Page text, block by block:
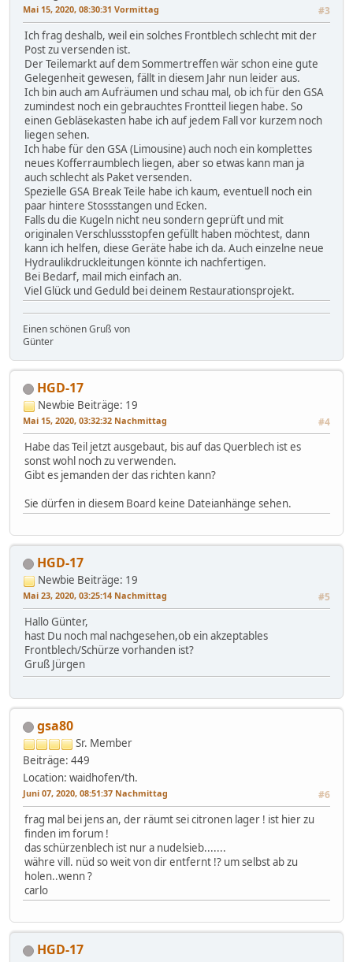
Mai 15, 2020, 08:30:31 Vormittag #3
Ich frag deshalb, weil ein solches Frontblech schlecht mit der
Post zu versenden ist.
Der Teilemarkt auf dem Sommertreffen wär schon eine gute
Gelegenheit gewesen, fällt in diesem Jahr nun leider aus.
Ich bin auch am Aufräumen und schau mal, ob ich für den GSA
zumindest noch ein gebrauchtes Frontteil liegen habe. So
einen Gebläsekasten habe ich auf jedem Fall vor kurzem noch
liegen sehen.
Ich habe für den GSA (Limousine) auch noch ein komplettes
neues Kofferraumblech liegen, aber so etwas kann man ja
auch schlecht als Paket versenden.
Spezielle GSA Break Teile habe ich kaum, eventuell noch ein
paar hintere Stossstangen und Ecken.
Falls du die Kugeln nicht neu sondern geprüft und mit
originalen Verschlussstopfen gefüllt haben möchtest, dann
kann ich helfen, diese Geräte habe ich da. Auch einzelne neue
Hydraulikdruckleitungen könnte ich nachfertigen.
Bei Bedarf, mail mich einfach an.
Viel Glück und Geduld bei deinem Restaurationsprojekt.
Einen schönen Gruß von
Günter
HGD-17
Newbie Beiträge: 19
Mai 15, 2020, 03:32:32 Nachmittag #4
Habe das Teil jetzt ausgebaut, bis auf das Querblech ist es
sonst wohl noch zu verwenden.
Gibt es jemanden der das richten kann?
Sie dürfen in diesem Board keine Dateianhänge sehen.
HGD-17
Newbie Beiträge: 19
Mai 23, 2020, 03:25:14 Nachmittag #5
Hallo Günter,
hast Du noch mal nachgesehen,ob ein akzeptables
Frontblech/Schürze vorhanden ist?
Gruß Jürgen
gsa80
Sr. Member
Beiträge: 449
Location: waidhofen/th.
Juni 07, 2020, 08:51:37 Nachmittag #6
frag mal bei jens an, der räumt sei citronen lager ! ist hier zu
finden im forum !
das schürzenblech ist nur a nudelsieb.......
währe vill. nüd so weit von dir entfernt !? um selbst ab zu
holen..wenn ?
carlo
HGD-17